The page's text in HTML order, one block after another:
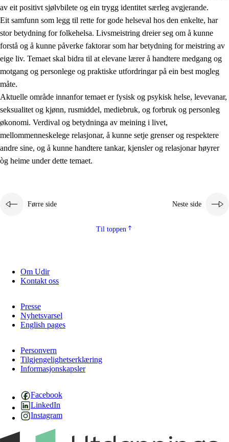
2. Prinsipp for læring, utvikling og danning
2.2 Kompetanse i faga
2.3 Grunnleggjande ferdigheiter
2.4 Å lære å lære
Tverrfaglege tema
2.5.1 Folkehelse og livsmeistring
av eit positivt sjølvbilete og ein trygg identitet særleg avgjerande.
Eit samfunn som legg til rette for gode helseval hos den enkelte, har
stor betydning for folkehelsa. Livsmeistring dreier seg om å kunne
forstå og å kunne påverke faktorar som har betydning for meistring av
eige liv. Temaet skal bidra til at elevane lærer å handtere medgang og
motgang og personlege og praktiske utfordringar på ein best mogleg
måte.
Aktuelle område innanfor temaet er fysisk og psykisk helse, levevanar,
seksualitet og kjønn, rusmiddel, mediebruk, og forbruk og personleg
økonomi. Verdival og betydninga av meining i livet,
mellommenneskelege relasjonar, å kunne setje grenser og respektere
andre sine, og å kunne handtere tankar, kjensler og relasjonar høyrer
òg heime under dette temaet.
Førre side Neste side
Til toppen
Om Udir
Kontakt oss
Presse
Nyhetsvarsel
English pages
Personvern
Tilgjengelighetserklæring
Informasjonskapsler
Facebook
LinkedIn
Instagram